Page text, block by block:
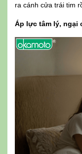
ra cánh cửa trái tim
Áp lực tâm lý, ngại